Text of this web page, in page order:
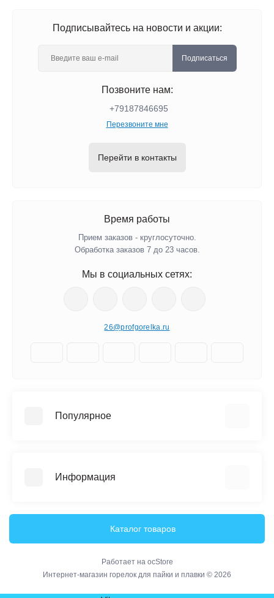
Подписывайтесь на новости и акции:
Подписаться
Позвоните нам:
+79187846695
Перезвоните мне
Перейти в контакты
Время работы
Прием заказов - круглосуточно.
Обработка заказов 7 до 23 часов.
Мы в социальных сетях:
26@profgorelka.ru
Популярное
Информация
О нас
Возврат товара
Каталог товаров
Работает на ocStore
Интернет-магазин горелок для пайки и плавки © 2026